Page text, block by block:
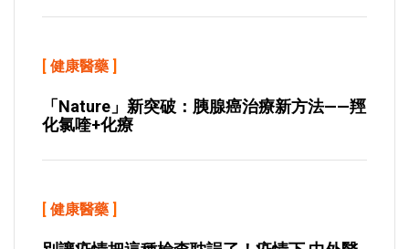
[ 健康醫藥 ]
「Nature」新突破：胰腺癌治療新方法——羥
化氯喹+化療
[ 健康醫藥 ]